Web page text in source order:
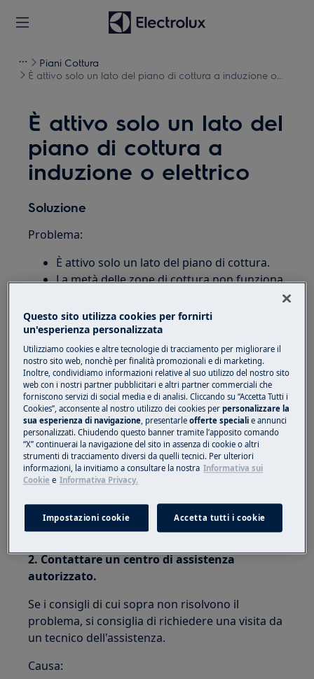
Piani Cottura
È attivo solo un lato del piano di cottura a induzione o
È attivo solo un lato del
piano di cottura a
induzione o elettrico
Soluzione
Problema:
È attivo solo un lato del piano di cottura.
La metà delle zone di cottura non funziona
piano cottura a induzione integrato
cucina a libera installazione con piano
cottura a induzione
piano cottura elettrico integrato
cucina a libera installazione con piano
cottura elettrico
Soluzione:
1. Verificare che l'apparecchio sia
correttamente collegato alla rete elettrica.
Garantire una corretta installazione chiamando
un installatore autorizzato.
2.Contattare un centro di assistenza
autorizzato.
Se i consigli di cui sopra non risolvono il
problema, si consiglia di richiedere una visita da
un tecnico dell'assistenza.
Causa:
Questo sito utilizza cookies per fornirti
un'esperienza personalizzata
Utilizziamo cookies e altre tecnologie di tracciamento per migliorare il
nostro sito web, nonchè per finalità promozionali e di marketing.
Inoltre, condividiamo informazioni relative al suo utilizzo del nostro sito
web con i nostri partner pubblicitari e altri partner commerciali che
forniscono servizi di social media e di analisi. Cliccando su “Accetta Tutti i
Cookies”, acconsente al nostro utilizzo dei cookies perpersonalizzare la
sua esperienza di navigazione, presentarleofferte speciali e annunci
personalizzati. Chiudendo questo banner tramite l’apposito comando
“X” continuerai la navigazione del sito in assenza di cookie o altri
strumenti di tracciamento diversi da quelli tecnici. Per ulteriori
informazioni, la invitiamo a consultare la nostra Informativa sui
Cookie e Informativa Privacy.
Impostazioni cookie Accetta tutti i cookie